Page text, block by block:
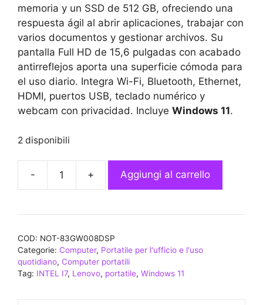
memoria y un SSD de 512 GB, ofreciendo una
respuesta ágil al abrir aplicaciones, trabajar con
varios documentos y gestionar archivos. Su
pantalla Full HD de 15,6 pulgadas con acabado
antirreflejos aporta una superficie cómoda para
el uso diario. Integra Wi-Fi, Bluetooth, Ethernet,
HDMI, puertos USB, teclado numérico y
webcam con privacidad. Incluye Windows 11.
2 disponibili
-
Portátil
IRU
83GW008DSP
Intel
+ Aggiungi al carrello
COD: NOT-83GW008DSP
Categorie: Computer, Portatile per l'ufficio e l'uso
quotidiano, Computer portatili
Tag: INTEL I7, Lenovo, portatile, Windows 11